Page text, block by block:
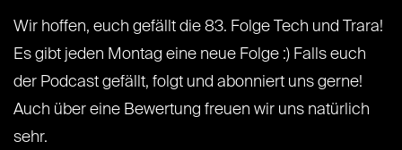
Wir hoffen, euch gefällt die 83. Folge Tech und Trara!
Es gibt jeden Montag eine neue Folge :) Falls euch
der Podcast gefällt, folgt und abonniert uns gerne!
Auch über eine Bewertung freuen wir uns natürlich
sehr.